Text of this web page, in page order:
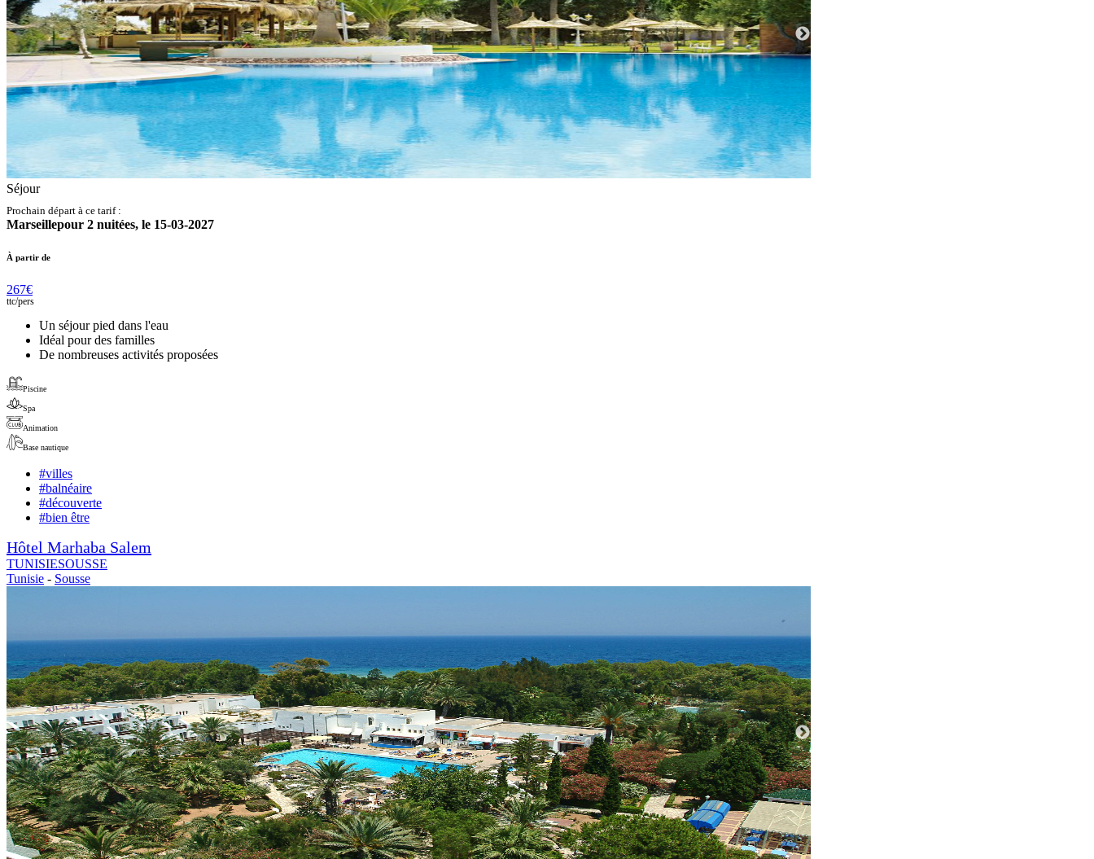
Séjour
Prochain départ à ce tarif :
Marseillepour 2 nuitées, le 15-03-2027
À partir de
267€
ttc/pers
Un séjour pied dans l'eau
Idéal pour des familles
De nombreuses activités proposées
Piscine
Spa
Animation
Base nautique
#villes
#balnéaire
#découverte
#bien être
Hôtel Marhaba Salem
TUNISIESOUSSE
Tunisie - Sousse